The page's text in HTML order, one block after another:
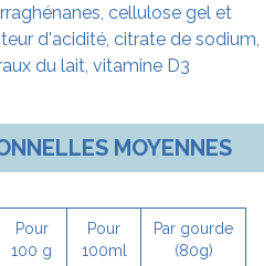
cellulose gel et
d'acidité, citrate de sodium,
du lait, vitamine D3
MOYENNES
Pour
100 g
Pour
100ml
Par gourde
(80g)